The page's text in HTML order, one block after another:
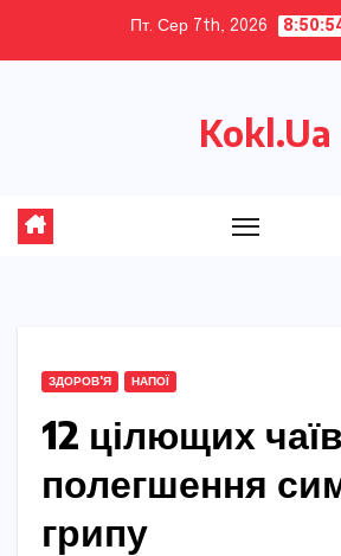
Пт. Сер 7th, 2026
Kokl.Ua
ЗДОРОВ'Я НАПОЇ
12 цілющих
полегшення
грипу